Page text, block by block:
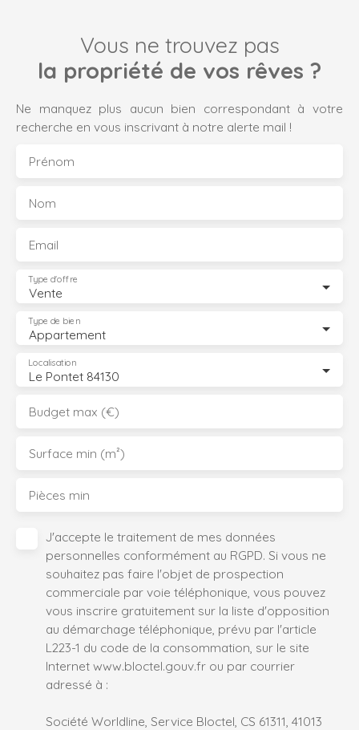
Vous ne trouvez pas
la propriété de vos rêves ?
Ne manquez plus aucun bien correspondant à votre
recherche en vous inscrivant à notre alerte mail !
Prénom
Nom
Email
Vente
Type d'offre
Appartement
Type de bien
Le Pontet 84130
Localisation
Budget max (€)
Surface min (m²)
Pièces min
J'accepte le traitement de mes données
personnelles conformément au RGPD. Si vous ne
souhaitez pas faire l'objet de prospection
commerciale par voie téléphonique, vous pouvez
vous inscrire gratuitement sur la liste d'opposition
au démarchage téléphonique, prévu par l'article
L223-1 du code de la consommation, sur le site
Internet www.bloctel.gouv.fr ou par courrier
adressé à :
Société Worldline, Service Bloctel, CS 61311, 41013